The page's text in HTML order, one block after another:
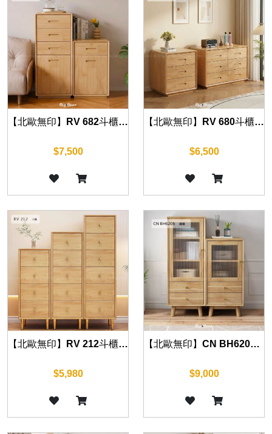
【北歐無印】RV 682斗櫃 45cm
$7,500
【北歐無印】RV 680斗櫃 60/80cm
$6,500
【北歐無印】RV 212斗櫃 30cm
$5,980
【北歐無印】CN BH6205 橡木邊櫃 50cm
$9,000